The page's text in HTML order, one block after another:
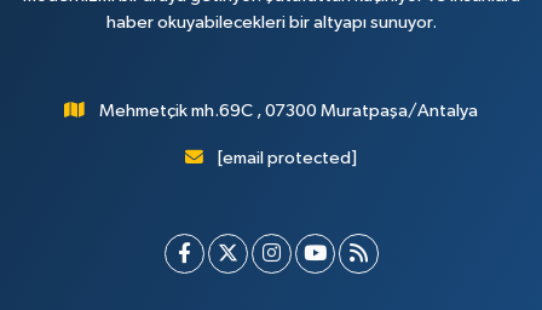
haber okuyabilecekleri bir altyapı sunuyor.
Mehmetçik mh.69C , 07300 Muratpaşa/Antalya
[email protected]